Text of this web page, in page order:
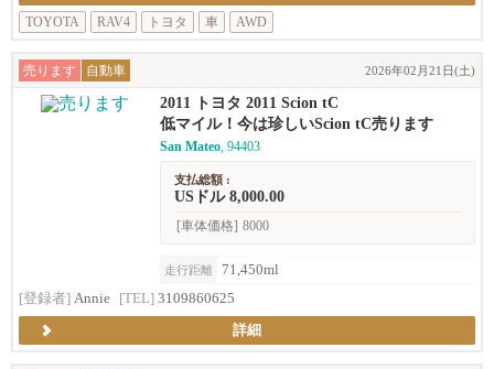
TOYOTA
RAV4 トヨタ 車 AWD
売ります 自動車 2026年02月21日(土)
2011 トヨタ 2011 Scion tC
低マイル！今は珍しいScion tC売ります
San Mateo, 94403
支払総額 :
USドル 8,000.00
[車体価格] 8000
走行距離
71,450ml
[登録者] Annie [TEL] 3109860625
詳細